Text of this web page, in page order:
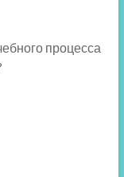
процесса